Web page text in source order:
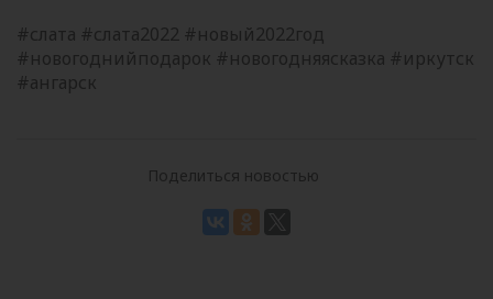
#слата #слата2022 #новый2022год
#новогоднийподарок #новогодняясказка #иркутск
#ангарск
Поделиться новостью